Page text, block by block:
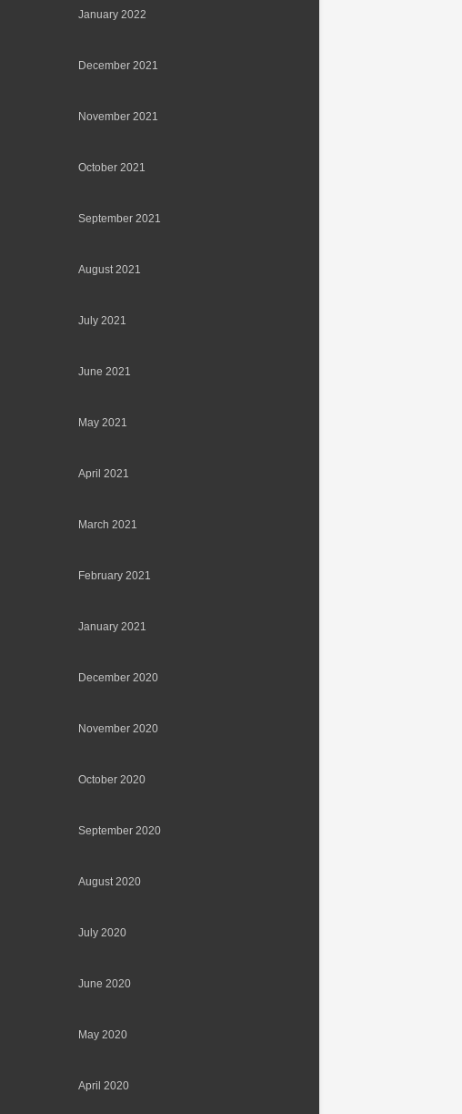
January 2022
December 2021
November 2021
October 2021
September 2021
August 2021
July 2021
June 2021
May 2021
April 2021
March 2021
February 2021
January 2021
December 2020
November 2020
October 2020
September 2020
August 2020
July 2020
June 2020
May 2020
April 2020